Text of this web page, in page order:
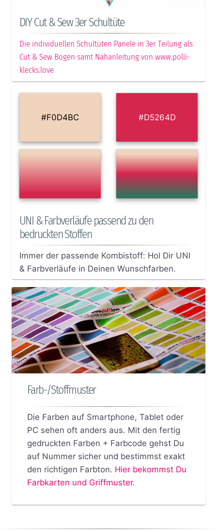
DIY Cut & Sew 3er Schultüte
Die individuellen Schultüten Panele in 3er Teilung als
Cut & Sew Bogen samt Nähanleitung von www.polli-
klecks.love
#F0D4BC #D5264D
UNI & Farbverläufe passend zu den
bedruckten Stoffen
Immer der passende Kombistoff: Hol Dir UNI
& Farbverläufe in Deinen Wunschfarben.
Farb-/Stoffmuster
Die Farben auf Smartphone, Tablet oder
PC sehen oft anders aus. Mit den fertig
gedruckten Farben + Farbcode gehst Du
auf Nummer sicher und bestimmst exakt
den richtigen Farbton. Hier bekommst Du
Farbkarten und Griffmuster.